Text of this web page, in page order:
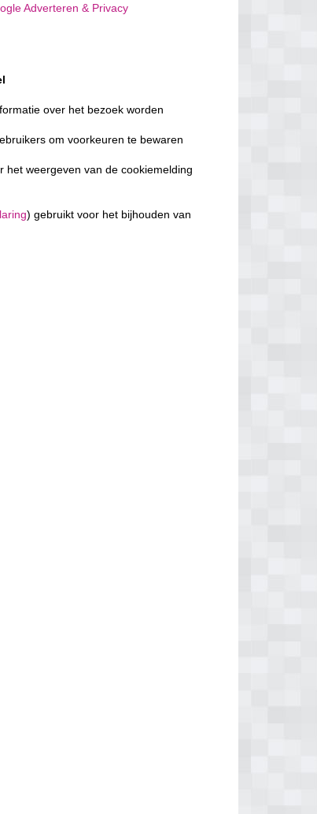
Adverteren & Privacy
over het bezoek worden
om voorkeuren te bewaren
het weergeven van de cookiemelding
) gebruikt voor het bijhouden van